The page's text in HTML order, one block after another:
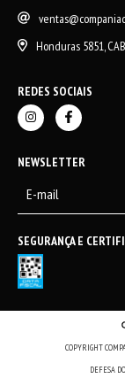
Honduras 5851,
REDES SOCIAIS
NEWSLETTER
SEGURANÇA E
COPYRIGHT
DEFESA